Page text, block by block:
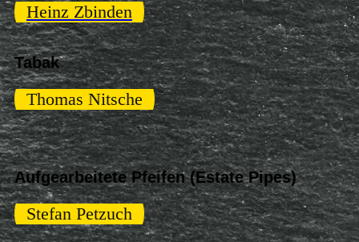
Heinz Zbinden
Tabak
Thomas Nitsche
Aufgearbeitete Pfeifen (Estate Pipes)
Stefan Petzuch